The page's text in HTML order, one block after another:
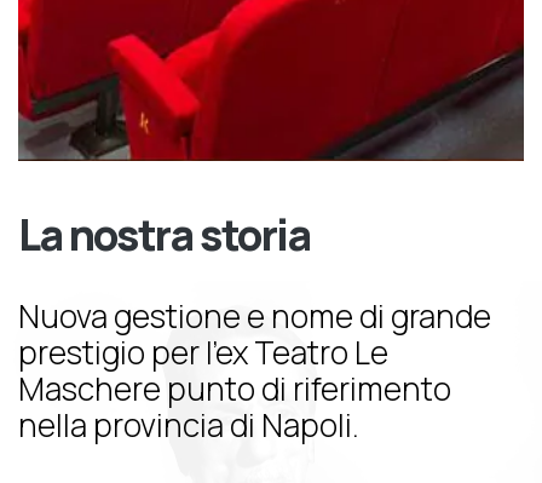
La nostra storia
Nuova gestione e nome di grande
prestigio per l’ex Teatro Le
Maschere punto di riferimento
nella provincia di Napoli.